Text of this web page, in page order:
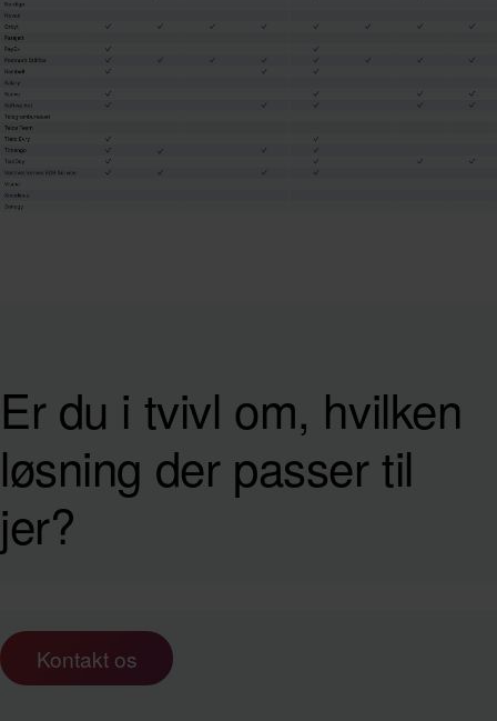
Er du i tvivl om, hvilken
løsning der passer til
jer?
Kontakt os